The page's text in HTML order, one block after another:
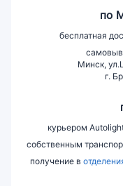
по
бесплатная
Минск,
г.
курьером
собственным
получение в